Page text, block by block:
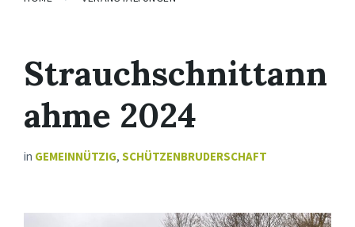
Strauchschnittann
ahme 2024
in GEMEINNÜTZIG, SCHÜTZENBRUDERSCHAFT